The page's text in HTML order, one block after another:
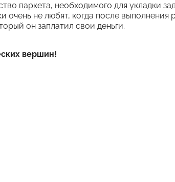
паркета, необходимого для укладки
очень не любят, когда после выполнения
он заплатил свои деньги.
вершин!